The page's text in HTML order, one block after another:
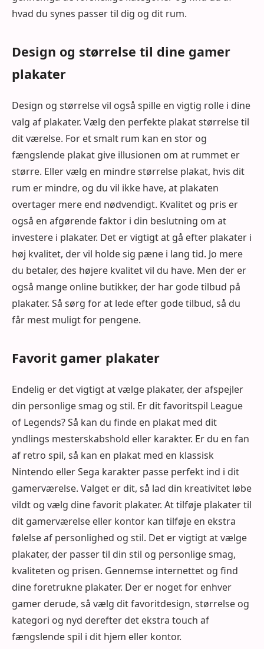
hvad du synes passer til dig og dit rum.
Design og størrelse til dine gamer
plakater
Design og størrelse vil også spille en vigtig rolle i dine
valg af plakater. Vælg den perfekte plakat størrelse til
dit værelse. For et smalt rum kan en stor og
fængslende plakat give illusionen om at rummet er
større. Eller vælg en mindre størrelse plakat, hvis dit
rum er mindre, og du vil ikke have, at plakaten
overtager mere end nødvendigt. Kvalitet og pris er
også en afgørende faktor i din beslutning om at
investere i plakater. Det er vigtigt at gå efter plakater i
høj kvalitet, der vil holde sig pæne i lang tid. Jo mere
du betaler, des højere kvalitet vil du have. Men der er
også mange online butikker, der har gode tilbud på
plakater. Så sørg for at lede efter gode tilbud, så du
får mest muligt for pengene.
Favorit gamer plakater
Endelig er det vigtigt at vælge plakater, der afspejler
din personlige smag og stil. Er dit favoritspil League
of Legends? Så kan du finde en plakat med dit
yndlings mesterskabshold eller karakter. Er du en fan
af retro spil, så kan en plakat med en klassisk
Nintendo eller Sega karakter passe perfekt ind i dit
gamerværelse. Valget er dit, så lad din kreativitet løbe
vildt og vælg dine favorit plakater. At tilføje plakater til
dit gamerværelse eller kontor kan tilføje en ekstra
følelse af personlighed og stil. Det er vigtigt at vælge
plakater, der passer til din stil og personlige smag,
kvaliteten og prisen. Gennemse internettet og find
dine foretrukne plakater. Der er noget for enhver
gamer derude, så vælg dit favoritdesign, størrelse og
kategori og nyd derefter det ekstra touch af
fængslende spil i dit hjem eller kontor.